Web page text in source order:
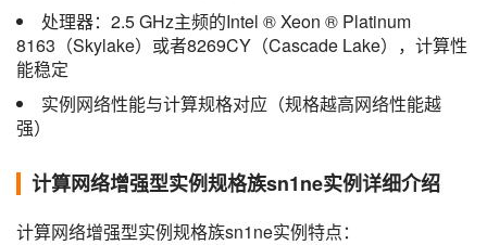
处理器：2.5 GHz主频的Intel ® Xeon ® Platinum
8163（Skylake）或者8269CY（Cascade Lake），计算性
能稳定
实例网络性能与计算规格对应（规格越高网络性能越
强）
计算网络增强型实例规格族sn1ne实例详细介绍
计算网络增强型实例规格族sn1ne实例特点：